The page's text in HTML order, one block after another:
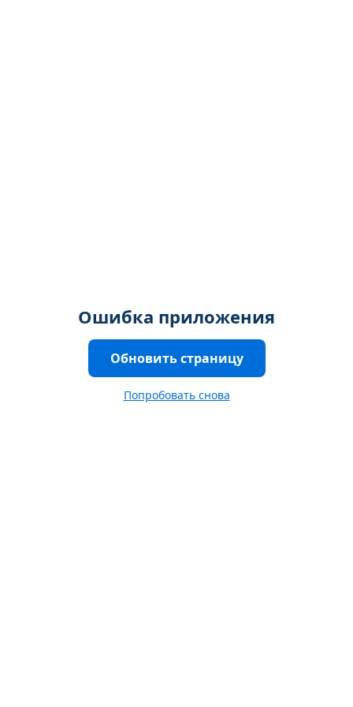
Ошибка приложения
Обновить страницу
Попробовать снова